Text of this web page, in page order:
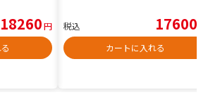
18260円
税込 17600
カートに入れる